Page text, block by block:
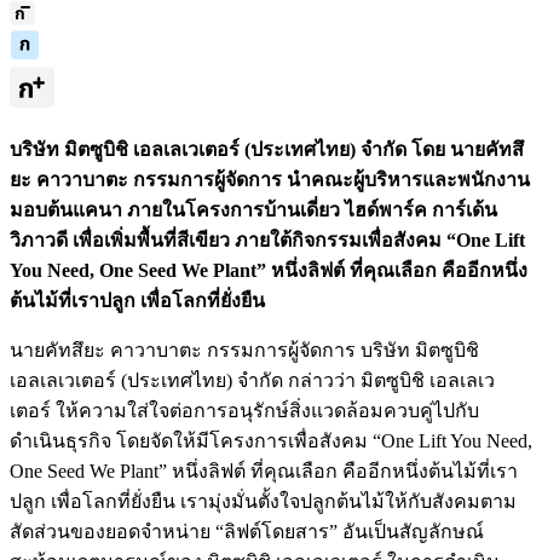
บริษัท มิตซูบิชิ เอลเลเวเตอร์ (ประเทศไทย) จำกัด โดย นายคัทสึ
ยะ คาวาบาตะ กรรมการผู้จัดการ นำคณะผู้บริหารและพนักงาน
มอบต้นแคนา ภายในโครงการบ้านเดี่ยว ไฮด์พาร์ค การ์เด้น
วิภาวดี เพื่อเพิ่มพื้นที่สีเขียว ภายใต้กิจกรรมเพื่อสังคม “One Lift
You Need, One Seed We Plant” หนึ่งลิฟต์ ที่คุณเลือก คืออีกหนึ่ง
ต้นไม้ที่เราปลูก เพื่อโลกที่ยั่งยืน
นายคัทสึยะ คาวาบาตะ กรรมการผู้จัดการ บริษัท มิตซูบิชิ
เอลเลเวเตอร์ (ประเทศไทย) จำกัด กล่าวว่า มิตซูบิชิ เอลเลเว
เตอร์ ให้ความใส่ใจต่อการอนุรักษ์สิ่งแวดล้อมควบคู่ไปกับ
ดำเนินธุรกิจ โดยจัดให้มีโครงการเพื่อสังคม “One Lift You Need,
One Seed We Plant” หนึ่งลิฟต์ ที่คุณเลือก คืออีกหนึ่งต้นไม้ที่เรา
ปลูก เพื่อโลกที่ยั่งยืน เรามุ่งมั่นตั้งใจปลูกต้นไม้ให้กับสังคมตาม
สัดส่วนของยอดจำหน่าย “ลิฟต์โดยสาร” อันเป็นสัญลักษณ์